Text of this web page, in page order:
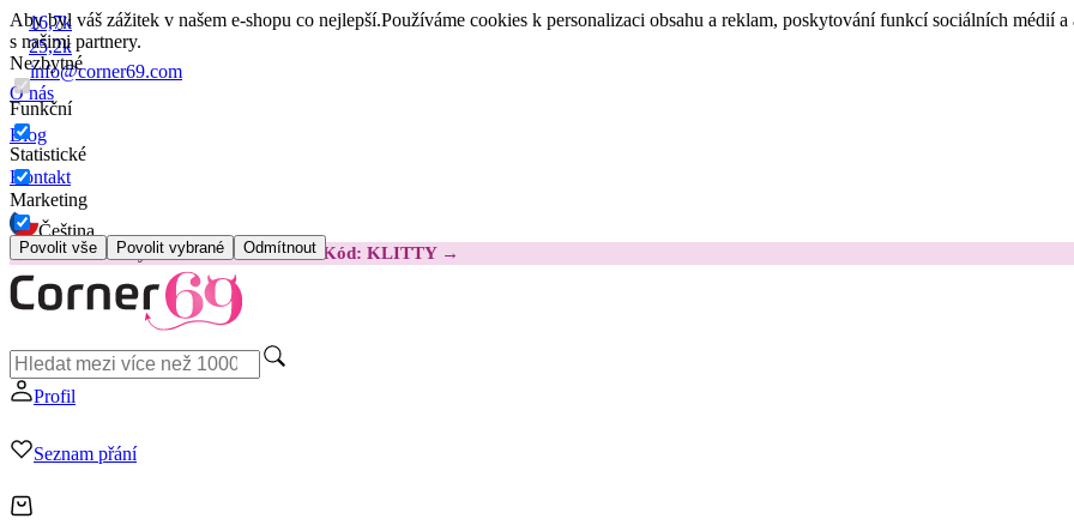
Aby byl váš zážitek v našem e-shopu co nejlepší.Používáme cookies k personalizaci obsahu a reklam, poskytování funkcí sociálních médií
s našimi partnery.
Nezbytné
Funkční
Statistické
Marketing
Povolit vše Povolit vybrané Odmítnout
16,7k
25,2k
info@corner69.com
O nás
Blog
Kontakt
Čeština
😽Svakom Klitty: O 380 Kč LEVNĚJI Kód: KLITTY →
Profil
Seznam přání